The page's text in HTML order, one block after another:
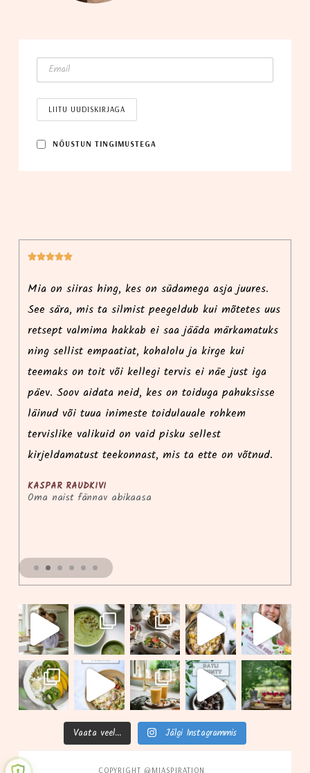
NÕUS­TUN TINGIMUSTEGA

Mia on siiras hing, kes on südamega asja juures.
See sära, mis ta silmist peegeldub kui mõtetes uus
retsept valmima hakkab ei saa jääda märkamatuks
ning sellist empaatiat, kohalolu ja kirge kui
teemaks on toit või kellegi tervis ei näe just iga
päev. Soov aidata neid, kes on toiduga pahuksisse
läinud või tuua inimeste toidulauale rohkem
tervislike valikuid on vaid pisku sellest
kirjeldamatust teekonnast, mis ta ette on võtnud.
KASPAR RAUDKIVI
Oma naist fännav abikaasa
Vaata veel... Jälgi Instagrammis
COPYRIGHT @MIASPIRATION